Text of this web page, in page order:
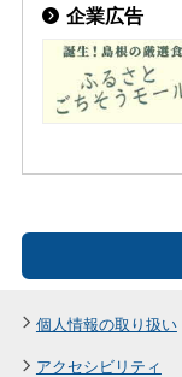
企業広告
個人情報の取り扱い
アクセシビリティ